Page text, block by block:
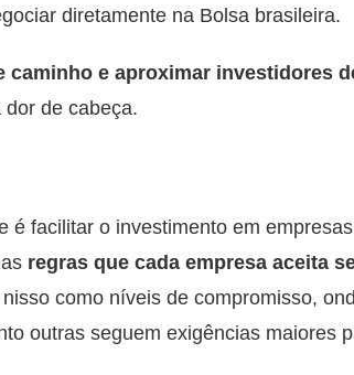
diretamente na Bolsa brasileira.
caminho e aproximar investidores
de cabeça.
facilitar o investimento em
regras que cada empresa aceita
como níveis de compromisso,
outras seguem exigências maiores